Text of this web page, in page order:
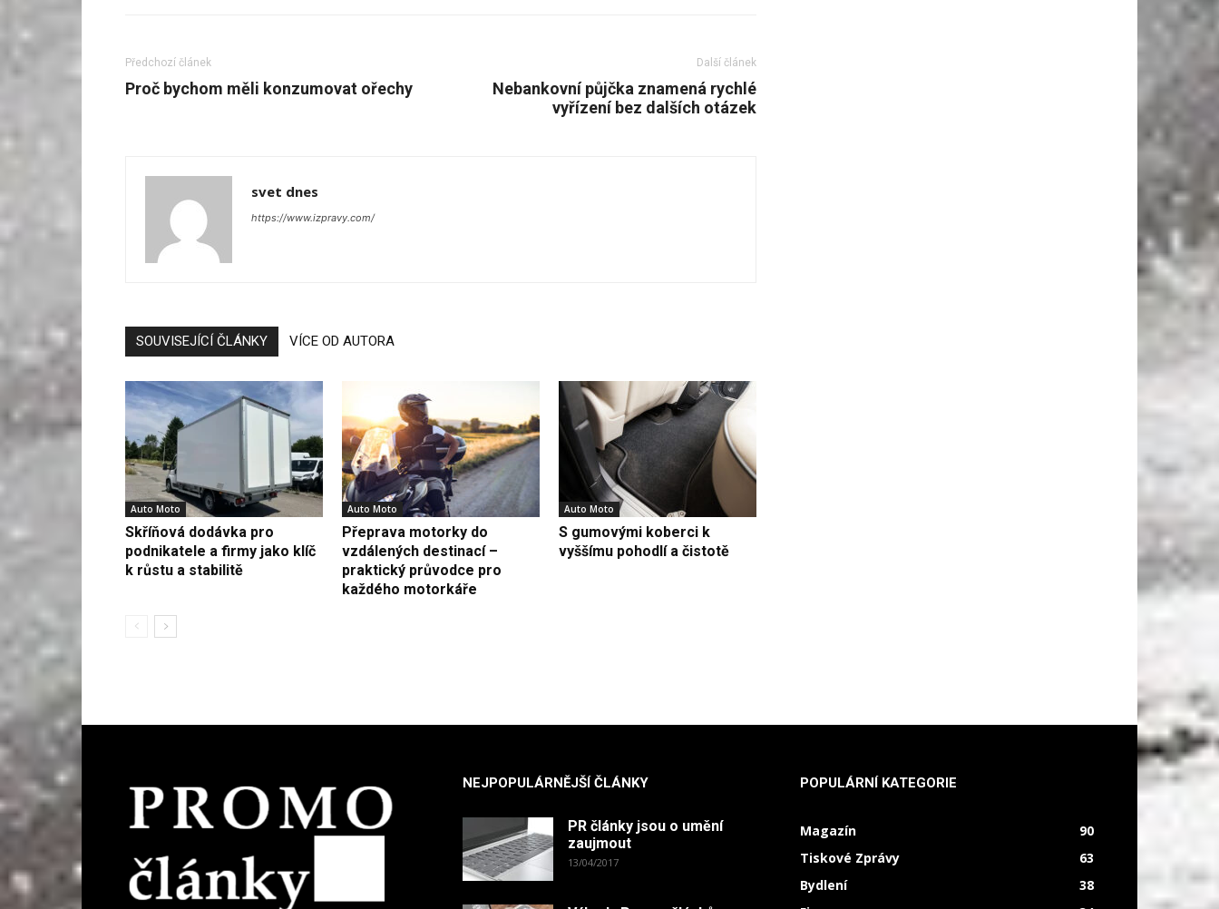
Předchozí článek
Proč bychom měli konzumovat ořechy
Další článek
Nebankovní půjčka znamená rychlé
vyřízení bez dalších otázek
svet dnes
https://www.izpravy.com/
SOUVISEJÍCÍ ČLÁNKY VÍCE OD AUTORA
Auto Moto
Skříňová dodávka pro
podnikatele a firmy jako klíč
k růstu a stabilitě
Auto Moto
Přeprava motorky do
vzdálených destinací –
praktický průvodce pro
každého motorkáře
Auto Moto
S gumovými koberci k
vyššímu pohodlí a čistotě
NEJPOPULÁRNĚJŠÍ ČLÁNKY
PR články jsou o umění
zaujmout
13/04/2017
POPULÁRNÍ KATEGORIE
Magazín
90
Tiskové Zprávy
63
Bydlení
38